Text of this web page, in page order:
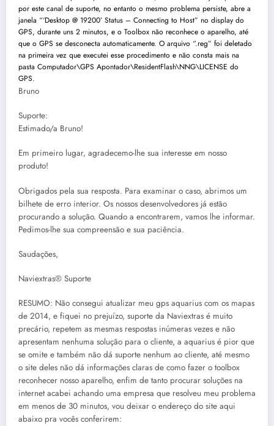
por este canal de suporte, no entanto o mesmo problema persiste, abre a
janela “‘Desktop @ 19200’ Status – Connecting to Host” no display do
GPS, durante uns 2 minutos, e o Toolbox não reconhece o aparelho, até
que o GPS se desconecta automaticamente. O arquivo “.reg” foi deletado
na primeira vez que executei esse procedimento e não consta mais na
pasta Computador\GPS Apontador\ResidentFlash\NNG\LICENSE do
GPS.
Bruno
Suporte:
Estimado/a Bruno!
Em primeiro lugar, agradecemo-lhe sua interesse em nosso
produto!
Obrigados pela sua resposta. Para examinar o caso, abrimos um
bilhete de erro interior. Os nossos desenvolvedores já estão
procurando a solução. Quando a encontrarem, vamos lhe informar.
Pedimos-lhe sua compreensão e sua paciência.
Saudações,
Naviextras® Suporte
RESUMO: Não consegui atualizar meu gps aquarius com os mapas
de 2014, e fiquei no prejuízo, suporte da Naviextras é muito
precário, repetem as mesmas respostas inúmeras vezes e não
apresentam nenhuma solução para o cliente, a aquarius é pior que
se omite e também não dá suporte nenhum ao cliente, até mesmo
o site deles não dá informações claras de como fazer o toolbox
reconhecer nosso aparelho, enfim de tanto procurar soluções na
internet acabei achando uma empresa que resolveu meu problema
em menos de 30 minutos, vou deixar o endereço do site aqui
abaixo pra vocês conferirem: